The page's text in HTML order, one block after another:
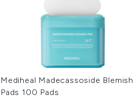
Mediheal Madecassoside Blemish
Pads 100 Pads